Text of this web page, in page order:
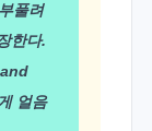
풀려
한다.
얼음